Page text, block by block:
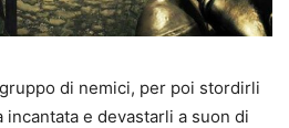
di nemici, per poi stordirli
incantata e devastarli a suon di